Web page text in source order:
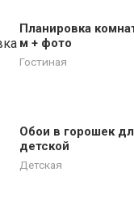
Планировка
м + фото
Гостиная
Обои в горошек
детской
Детская